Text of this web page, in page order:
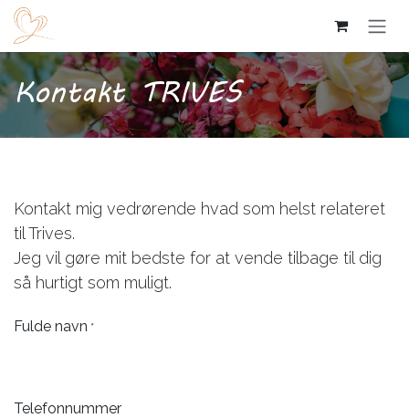
Skip to Content
Kontakt TRIVES
Kontakt mig vedrørende hvad som helst relateret
til Trives.
Jeg vil gøre mit bedste for at vende tilbage til dig
så hurtigt som muligt.
Fulde navn *
Telefonnummer